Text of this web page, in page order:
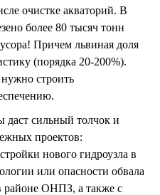
очистке акваторий. В
более 80 тысяч тонн
Причем львиная доля
(порядка 20-200%).
строить
даст сильный толчок и
проектов:
нового гидроузла в
или опасности обвала
районе ОНПЗ, а также с